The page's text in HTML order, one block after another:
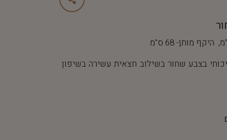
בצבע שחור בשילוב חצאית עשירה בשיפון